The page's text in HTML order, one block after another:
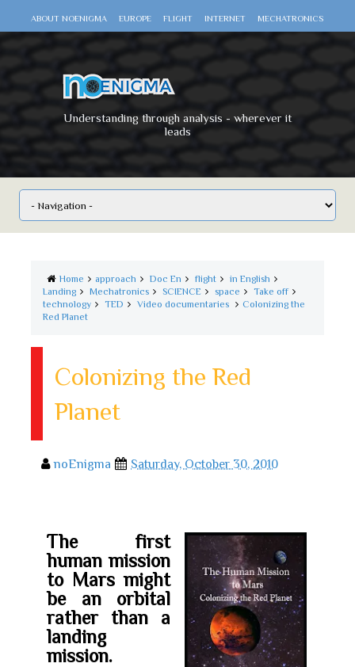
ABOUT NOENIGMA EUROPE FLIGHT INTERNET MECHATRONICS
Understanding through analysis - wherever it
leads
Home approach Doc En flight
in English
Landing
Mechatronics SCIENCE space
Take off
technology
TED Video documentaries
Colonizing the
Red Planet
Colonizing the Red
Planet
noEnigma Saturday, October 30, 2010
The first
human mission
to Mars might
be an orbital
rather than a
landing
mission.